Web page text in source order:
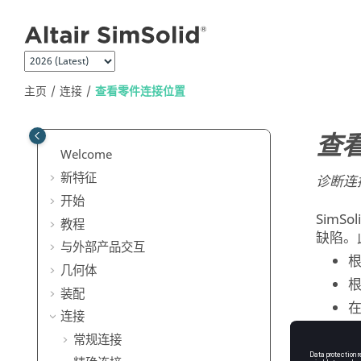
主页 连接 查看零件连接位置
Welcome
新特征
开始
教程
与外部产品交互
几何体
装配
连接
常规连接
查
诊断
缺陷